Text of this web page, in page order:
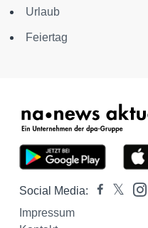
Urlaub
Feiertag
Social Media:
Impressum